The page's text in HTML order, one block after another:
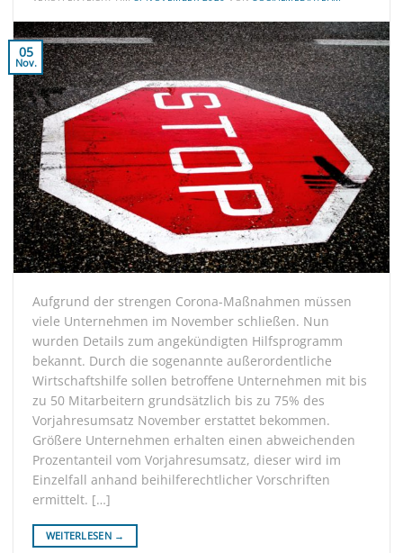
05
Nov.
Aufgrund der strengen Corona-Maßnahmen müssen
viele Unternehmen im November schließen. Nun
wurden Details zum angekündigten Hilfsprogramm
bekannt. Durch die sogenannte außerordentliche
Wirtschaftshilfe sollen betroffene Unternehmen mit bis
zu 50 Mitarbeitern grundsätzlich bis zu 75% des
Vorjahresumsatz November erstattet bekommen.
Größere Unternehmen erhalten einen abweichenden
Prozentanteil vom Vorjahresumsatz, dieser wird im
Einzelfall anhand beihilferechtlicher Vorschriften
ermittelt. […]
WEITERLESEN →